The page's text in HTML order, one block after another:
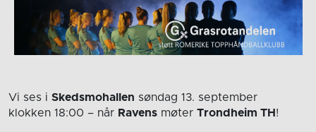
Vi ses i Skedsmohallen søndag 13. september
klokken 18:00 – når Ravens møter Trondheim TH !